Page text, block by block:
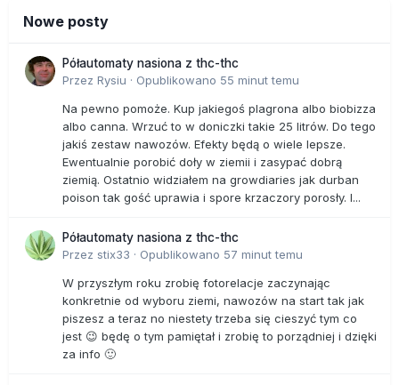
Nowe posty
Półautomaty nasiona z thc-thc
Przez Rysiu · Opublikowano 55 minut temu
Na pewno pomoże. Kup jakiegoś plagrona albo biobizza
albo canna. Wrzuć to w doniczki takie 25 litrów. Do tego
jakiś zestaw nawozów. Efekty będą o wiele lepsze.
Ewentualnie porobić doły w ziemii i zasypać dobrą
ziemią. Ostatnio widziałem na growdiaries jak durban
poison tak gość uprawia i spore krzaczory porosły. I...
Półautomaty nasiona z thc-thc
Przez stix33 · Opublikowano 57 minut temu
W przyszłym roku zrobię fotorelacje zaczynając
konkretnie od wyboru ziemi, nawozów na start tak jak
piszesz a teraz no niestety trzeba się cieszyć tym co
jest 😉 będę o tym pamiętał i zrobię to porządniej i dzięki
za info 🙂